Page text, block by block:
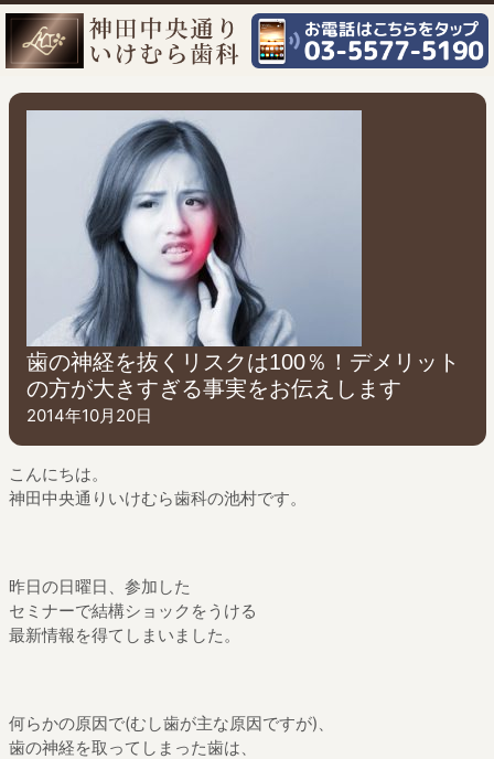
歯の神経を抜くリスクは100％！デメリット
の方が大きすぎる事実をお伝えします
2014年10月20日
こんにちは。
神田中央通りいけむら歯科の池村です。
昨日の日曜日、参加した
セミナーで結構ショックをうける
最新情報を得てしまいました。
何らかの原因で(むし歯が主な原因ですが)、
歯の神経を取ってしまった歯は、